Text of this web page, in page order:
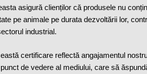
asigură clienților că produsele nu
pe animale pe durata dezvoltării lor,
industrial.
certificare reflectă angajamentul
de vedere al mediului, care să